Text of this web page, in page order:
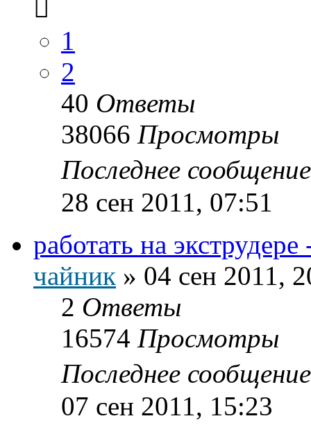
1
2
40 Ответы
38066 Просмотры
Последнее
28 сен 2011, 07:51
работать на
чайник » 04 сен 2011,
2 Ответы
16574 Просмотры
Последнее
07 сен 2011, 15:23